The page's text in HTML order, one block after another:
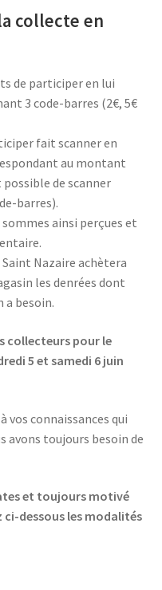
collecte en
de participer en lui
3 code-barres (2€, 5€
fait scanner en
au montant
de scanner
barres).
ainsi perçues et
Nazaire achètera
les denrées dont
a besoin.
collecteurs pour le
5 et samedi 6 juin
vos connaissances qui
avons toujours besoin de
et toujours motivé
dessous les modalités